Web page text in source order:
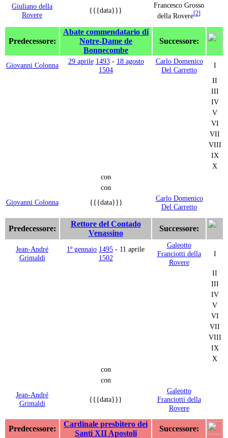
Giuliano della
Rovere
{{{data}}}
Francesco Grosso
della Rovere[2]
Predecessore:
Abate commendatario di
Notre-Dame de
Bonnecombe
Successore:
Giovanni Colonna 29 aprile 1493- 18 agosto
1504
Carlo Domenico
Del Carretto
I
II
III
IV
V
VI
VII
VIII
IX
X
con
con
Giovanni Colonna
{{{data}}}
Carlo Domenico
Del Carretto
Predecessore:
Rettore del Contado
Venassino
Successore:
Jean-André
Grimaldi
1º gennaio 1495 - 11 aprile
1502
Galeotto
Franciotti della
Rovere
I
II
III
IV
V
VI
VII
VIII
IX
X
con
con
Jean-André
Grimaldi
{{{data}}}
Galeotto
Franciotti della
Rovere
Predecessore:
Cardinale presbitero dei
Santi XII Apostoli
Successore: